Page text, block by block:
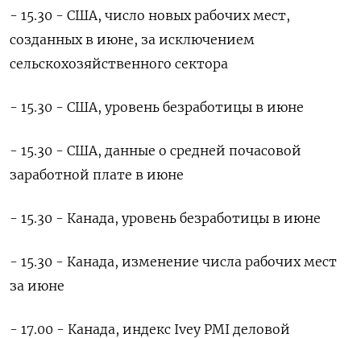
- 15.30 - США, число новых рабочих мест,
созданных в июне, за исключением
сельскохозяйственного сектора
- 15.30 - США, уровень безработицы в июне
- 15.30 - США, данные о средней почасовой
заработной плате в июне
- 15.30 - Канада, уровень безработицы в июне
- 15.30 - Канада, изменение числа рабочих мест
за июне
- 17.00 - Канада, индекс Ivey PMI деловой